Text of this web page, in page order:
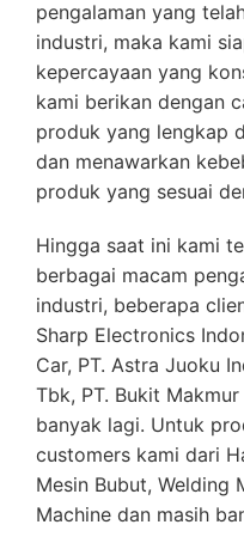
pengalaman yang
industri, maka kami
kepercayaan yang
kami berikan dengan
produk yang lengkap
dan menawarkan
produk yang sesuai
Hingga saat ini kami
berbagai macam
industri, beberapa
Sharp Electronics
Car, PT. Astra Juoku
Tbk, PT. Bukit
banyak lagi. Untuk
customers kami dari
Mesin Bubut, Welding
Machine dan masih